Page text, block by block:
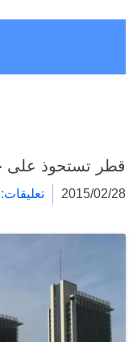
قطر تستحوذ على
2015/02/28 تعليقات: 0